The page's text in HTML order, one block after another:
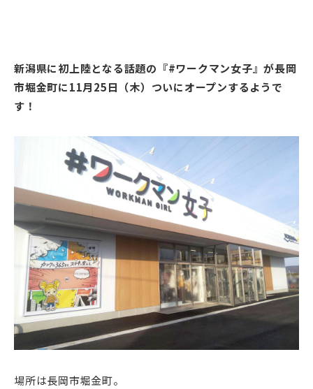
新潟県に初上陸となる話題の『#ワークマン女子』が長岡
市堀金町に11月25日（木）ついにオープンするようで
す！
場所は長岡市堀金町。